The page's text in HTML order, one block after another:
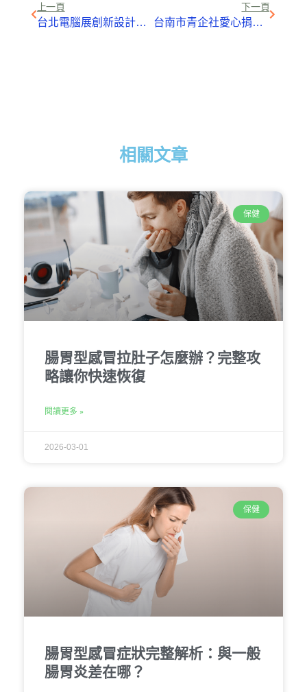
上一頁
台北電腦展創新設計獎 放榜
下一頁
台南市青企社愛心捐血 5/25五王國小登場贈精美禮品
相關文章
保健
腸胃型感冒拉肚子怎麼辦？完整攻
略讓你快速恢復
閱讀更多 »
2026-03-01
保健
腸胃型感冒症狀完整解析：與一般
腸胃炎差在哪？